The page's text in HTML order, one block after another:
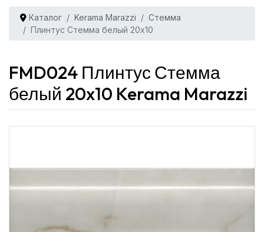
Каталог Kerama Marazzi
Стемма
Плинтус Стемма белый 20x10
FMD024 Плинтус Стемма
белый 20x10 Kerama Marazzi